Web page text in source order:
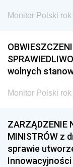
Monitor Polski
wolnych
Monitor Polski
ZARZĄDZENIE
MINISTRÓW z
sprawie
Innowacyjności